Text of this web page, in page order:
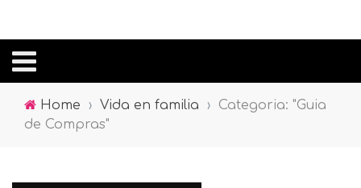
Home › Vida en familia ›
Categoria: "Guia
de Compras"